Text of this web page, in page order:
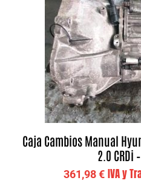
Caja Cambios Manual
2.0 CRDi
361,98€ IVA y